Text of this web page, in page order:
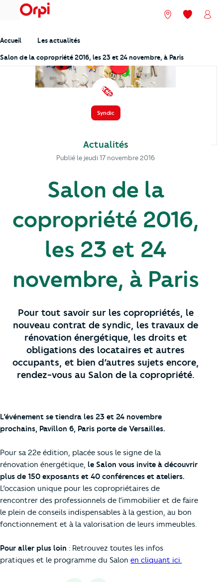
menu Nos agences
Mes
Accueil Les actualités
Salon de la copropriété 2016, les 23 et 24 novembre, à Paris
️ 🗞️
Syndic
Actualités
Publié le jeudi 17 novembre 2016
Salon de la
copropriété 2016,
les 23 et 24
novembre, à Paris
Pour tout savoir sur les copropriétés, le
nouveau contrat de syndic, les travaux de
rénovation énergétique, les droits et
obligations des locataires et autres
occupants, et bien d’autres sujets encore,
rendez-vous au Salon de la copropriété.
L’événement se tiendra les 23 et 24 novembre
prochains, Pavillon 6, Paris porte de Versailles.
Pour sa 22e édition, placée sous le signe de la
rénovation énergétique, le Salon vous invite à découvrir
plus de 150 exposants et 40 conférences et ateliers.
L’occasion unique pour les copropriétaires de
rencontrer des professionnels de l’immobilier et de faire
le plein de conseils indispensables à la gestion, au bon
fonctionnement et à la valorisation de leurs immeubles.
Pour aller plus loin : Retrouvez toutes les infos
pratiques et le programme du Salon en cliquant ici.